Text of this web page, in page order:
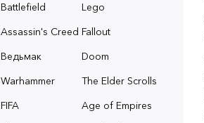
Battlefield
Lego
Assassin's Creed Fallout
Ведьмак
Doom
Warhammer
The Elder Scrolls
FIFA
Age of Empires